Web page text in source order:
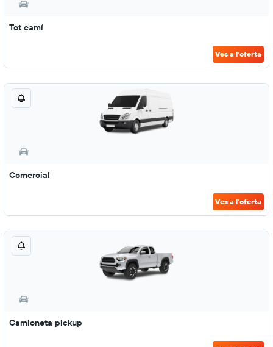
Tot camí
Ves a l'oferta
Comercial
Ves a l'oferta
Camioneta pickup